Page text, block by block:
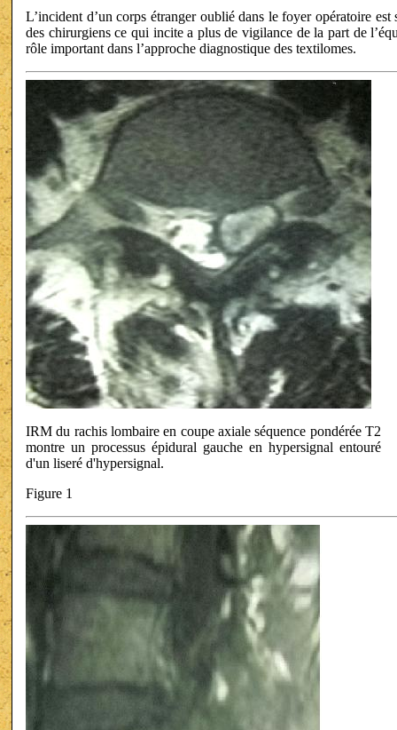
L’incident d’un corps étranger oublié dans le foyer opératoire
des chirurgiens ce qui incite a plus de vigilance de la part de
rôle important dans l’approche diagnostique des textilomes.
IRM du rachis lombaire en coupe axiale séquence pondérée T2
montre un processus épidural gauche en hypersignal entouré
d'un liseré d'hypersignal.
Figure 1